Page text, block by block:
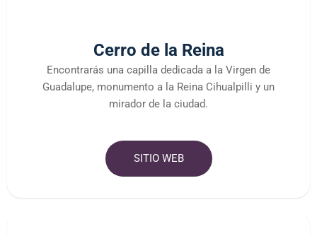
Cerro de la Reina
Encontrarás una capilla dedicada a la Virgen de
Guadalupe, monumento a la Reina Cihualpilli y un
mirador de la ciudad.
SITIO WEB